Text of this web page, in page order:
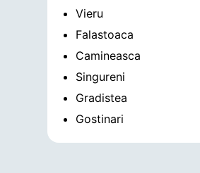
Vieru
Falastoaca
Camineasca
Singureni
Gradistea
Gostinari